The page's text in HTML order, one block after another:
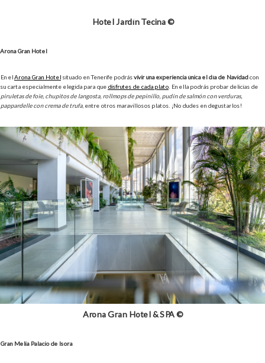
Hotel Jardín Tecina ©
Arona Gran Hotel
En elArona Gran Hotel situado en Tenerife podrásvivir una experiencia única el día de Navidadcon
su carta especialmente elegida para que disfrutes de cada plato . En ella podrás probar delicias de
piruletas de foie, chupitos de langosta, rollmops de pepinillo, pudin de salmón con verduras,
pappardelle con crema de trufa, entre otros maravillosos platos. ¡No dudes en degustarlos!
Arona Gran Hotel & SPA ©
Gran Meliá Palacio de Isora